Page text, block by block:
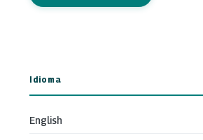
Idioma
English